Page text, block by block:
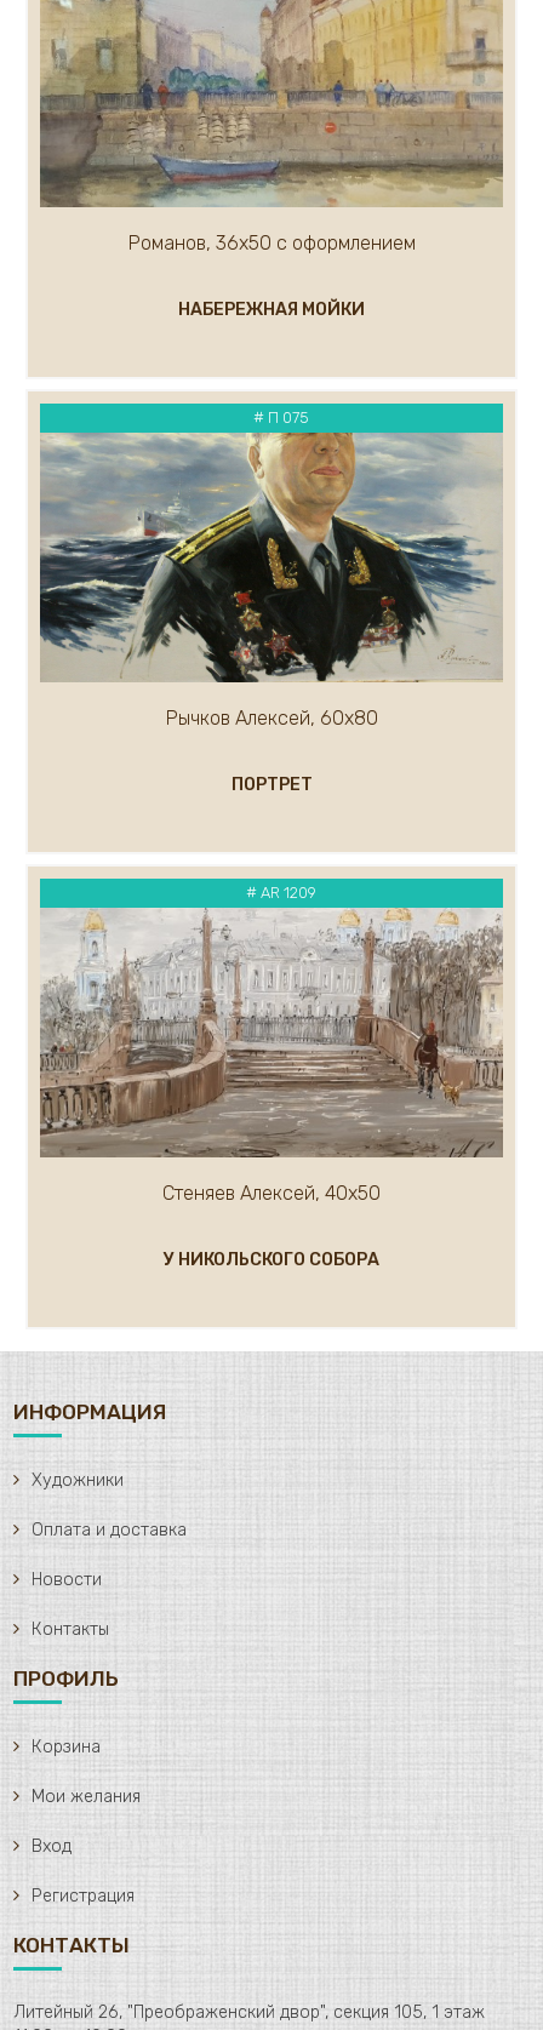
Романов, 36х50 с оформлением
НАБЕРЕЖНАЯ МОЙКИ
# П 075
Рычков Алексей, 60х80
ПОРТРЕТ
# AR 1209
Стеняев Алексей, 40х50
У НИКОЛЬСКОГО СОБОРА
ИНФОРМАЦИЯ
Художники
Оплата и доставка
Новости
Контакты
ПРОФИЛЬ
Корзина
Мои желания
Вход
Регистрация
КОНТАКТЫ
Литейный 26, "Преображенский двор", секция 105, 1 этаж